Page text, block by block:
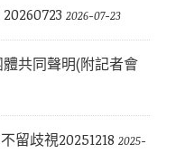
2026-07-23
體共同聲明(附記者會
留歧視20251218 2025-